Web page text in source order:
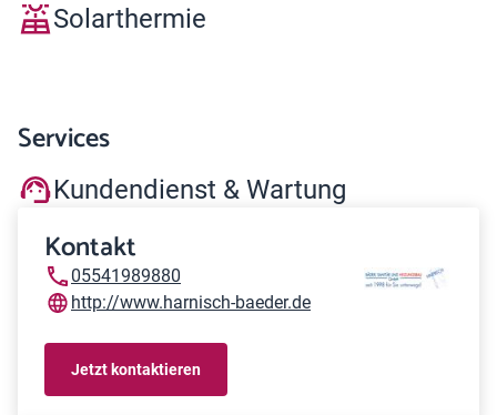
Solarthermie
Services
Kundendienst & Wartung
Kontakt
05541989880
http://www.harnisch-baeder.de
Jetzt kontaktieren